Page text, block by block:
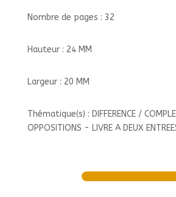
Nombre de pages : 32
Hauteur : 24 MM
Largeur : 20 MM
Thématique(s) : DIFFERENCE /
OPPOSITIONS - LIVRE A DEUX